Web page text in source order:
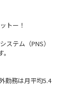
トー！
テム（PNS）
勤務は月平均5.4